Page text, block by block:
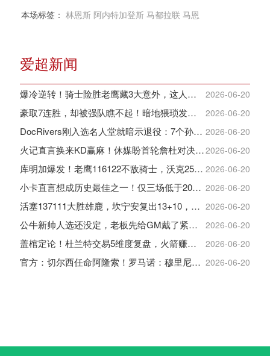
本场标签： 林恩斯 阿内特加登斯 马都拉联 马恩
爱超新闻
爆冷逆转！骑士险胜老鹰藏3大意外，这人彻底沦为季后赛鸡肋 2026-06-20
豪取7连胜，却被强队瞧不起！暗地猥琐发育，雷霆卫冕的劲敌来了 2026-06-20
DocRivers刚入选名人堂就暗示退役：7个孙辈等不起了 2026-06-20
火记直言换来KD赢麻！休媒盼首轮詹杜对决：湖人内部生嫌隙利火箭2026-06-20
库明加爆发！老鹰116122不敌骑士，沃克25+4+2+2，约翰逊12+11+6 2026-06-20
小卡直言想成历史最佳之一！仅三场低于20+入巅峰保底最佳三阵 2026-06-20
活塞137111大胜雄鹿，坎宁安复出13+10，杜伦21分9板 2026-06-20
公牛新帅人选还没定，老板先给GM戴了紧箍咒 2026-06-20
盖棺定论！杜兰特交易5维度复盘，火箭赚大了，太阳只赢在未来 2026-06-20
官方：切尔西任命阿隆索！罗马诺：穆里尼奥对重返皇马感到激动！ 2026-06-20